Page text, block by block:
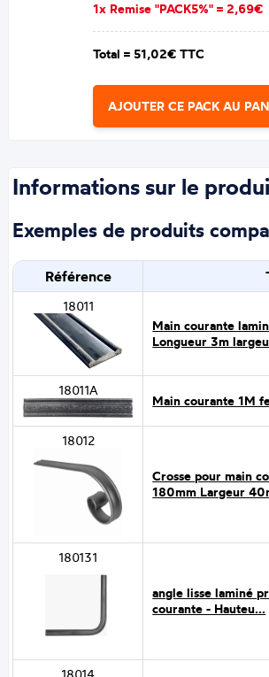
1x Remise "PACK5%" = 2,69€
Total = 51,02€ TTC
AJOUTER CE PACK AU
Informations sur le
Exemples de produits
Référence
18011
Main courante
Longueur 3m
18011A
Main courante 1M
18012
Crosse pour main
180mm Largeur
180131
angle lisse laminé
courante - Hauteu...
18014